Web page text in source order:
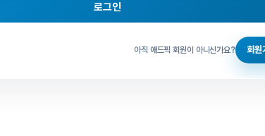
로그인
아직 애드픽 회원이 아니신가요? 회원